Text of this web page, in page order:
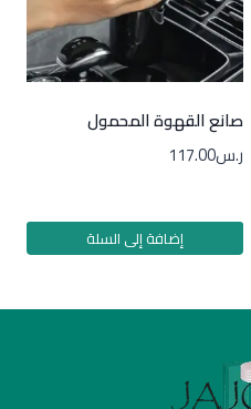
صانع القهوة المحمول
ر.س117.00
إضافة إلى السلة